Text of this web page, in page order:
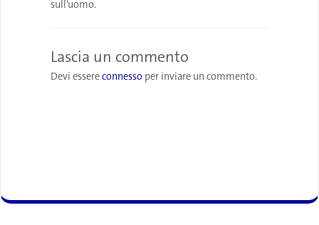
sull’uomo.
Lascia un commento
Devi essereconnesso per inviare un commento.